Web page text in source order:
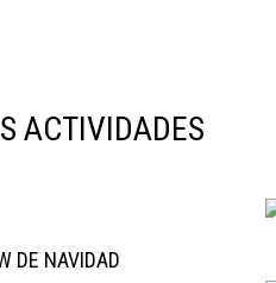
ACTIVIDADES
DE NAVIDAD